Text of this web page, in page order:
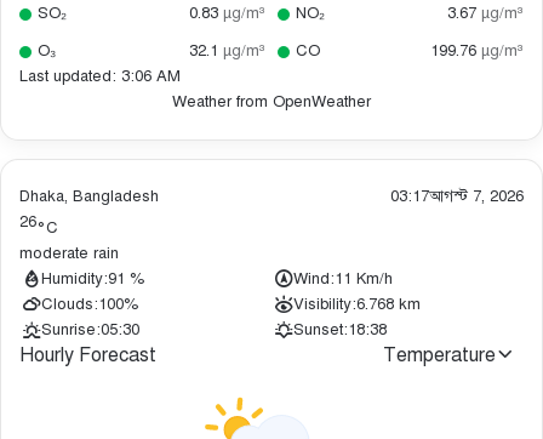
SO₂
0.83 µg/m³ NO₂ 3.67 µg/m³
O₃
32.1 µg/m³ CO 199.76 µg/m³
Last updated: 3:06 AM
Weather from OpenWeather
Dhaka, Bangladesh 03:17আগস্ট 7, 2026
26°C
moderate rain
Humidity:91 % Wind:11 Km/h
Clouds:100% Visibility:6.768 km
Sunrise:05:30 Sunset:18:38
Hourly Forecast Temperature